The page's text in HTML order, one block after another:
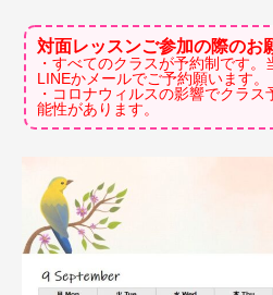
対面レッスンご参加の際のお
・すべてのクラスが予約制です
LINEかメールでご予約願います。
・コロナウィルスの影響でクラ
能性があります。